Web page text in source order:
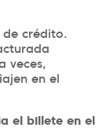
crédito.
veces,
en el
el billete en el